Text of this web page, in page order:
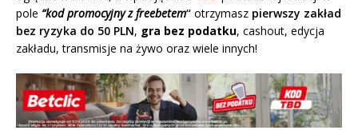
pole “kod promocyjny z freebetem“ otrzymasz pierwszy zakład
bez ryzyka do 50 PLN, gra bez podatku, cashout, edycja
zakładu, transmisje na żywo oraz wiele innych!